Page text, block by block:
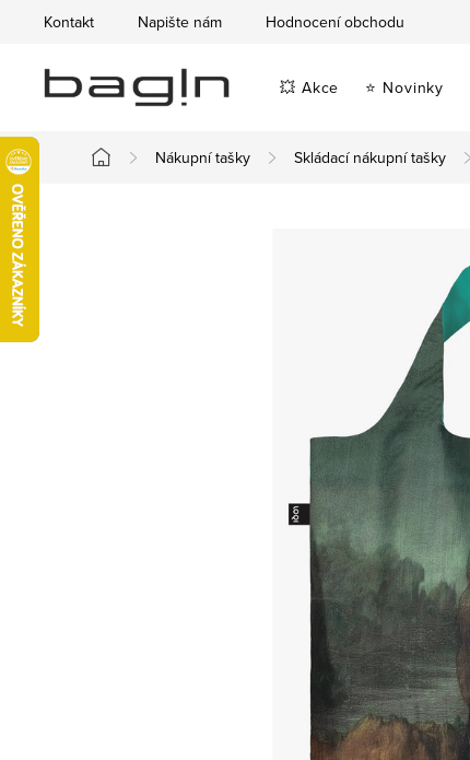
obsah
Kontakt Napište nám Hodnocení obchodu
💥 Akce ⭐ Novinky
Domů
Nákupní tašky Skládací nákupní tašky